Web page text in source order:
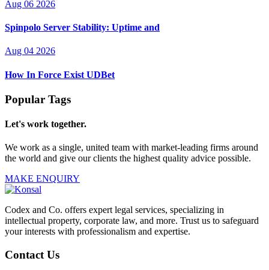
Aug 06 2026
Spinpolo Server Stability: Uptime and
Aug 04 2026
How In Force Exist UDBet
Popular Tags
Let's work together.
We work as a single, united team with market-leading firms around
the world and give our clients the highest quality advice possible.
MAKE ENQUIRY
Codex and Co. offers expert legal services, specializing in
intellectual property, corporate law, and more. Trust us to safeguard
your interests with professionalism and expertise.
Contact Us